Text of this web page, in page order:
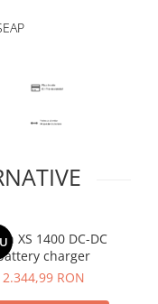
XS 1400 DC-DC
charger
2.344,99 RON